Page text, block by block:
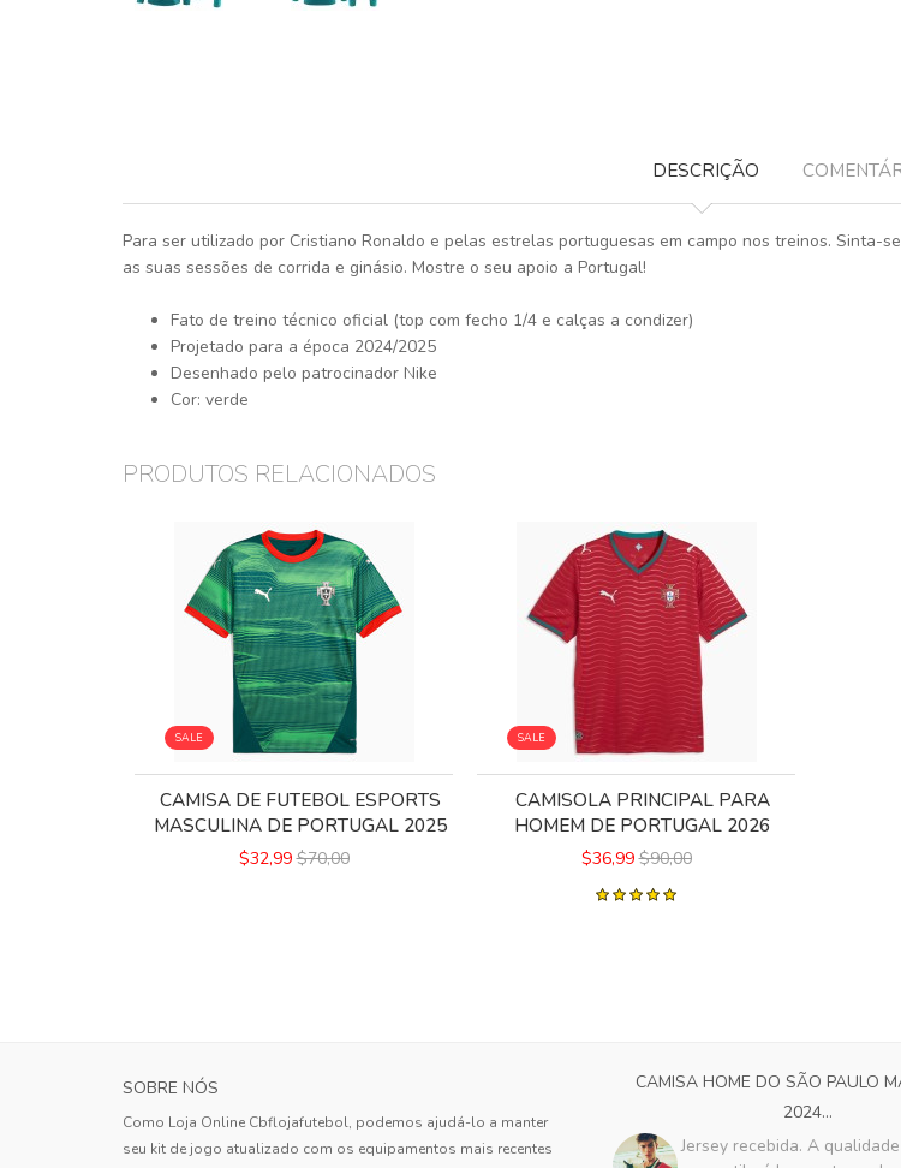
DESCRIÇÃO
Para ser utilizado por Cristiano Ronaldo e pelas estrelas portuguesas em campo nos treinos.
as suas sessões de corrida e ginásio. Mostre o seu apoio a Portugal!
Fato de treino técnico oficial (top com fecho 1/4 e calças a condizer)
Projetado para a época 2024/2025
Desenhado pelo patrocinador Nike
Cor: verde
PRODUTOS RELACIONADOS
SALE
CAMISA DE FUTEBOL ESPORTS
MASCULINA DE PORTUGAL 2025
$32,99 $70,00
SALE
CAMISOLA PRINCIPAL PARA
HOMEM DE PORTUGAL 2026
$36,99 $90,00
SOBRE NÓS
Como Loja Online Cbflojafutebol, podemos ajudá-lo a manter
seu kit de jogo atualizado com os equipamentos mais recentes
CAMISA HOME DO SÃO PAULO
2024...
Jersey recebida. A